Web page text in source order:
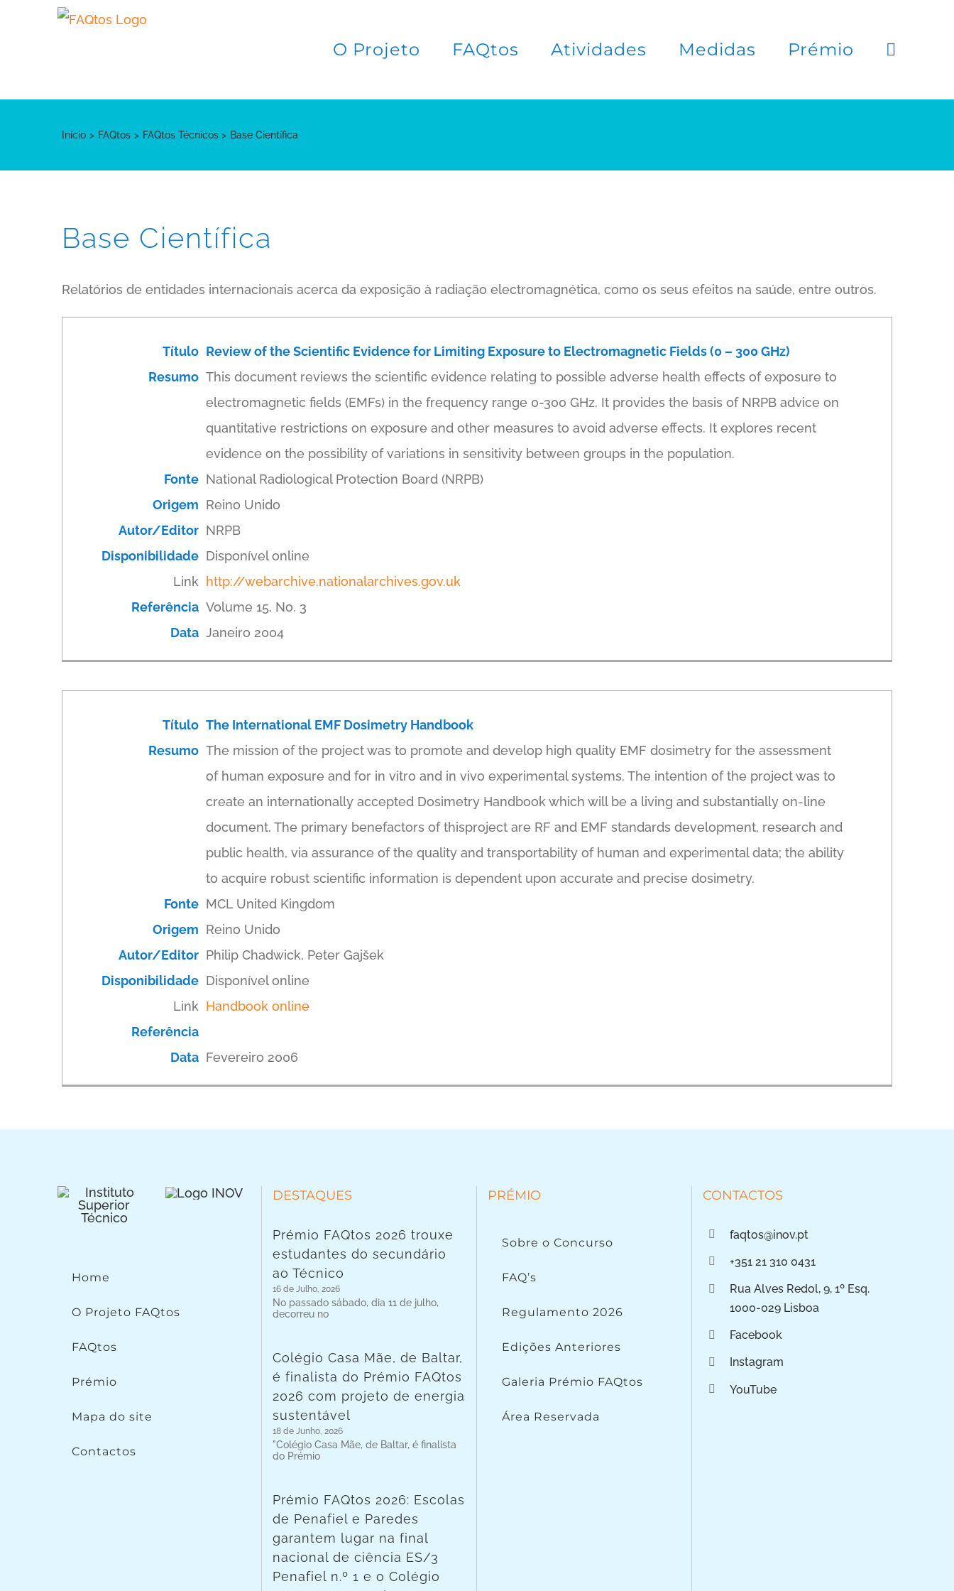
O Projeto FAQtos Atividades Medidas Prémio
Início FAQtos FAQtos Técnicos Base Científica
Base Científica
Relatórios de entidades internacionais acerca da exposição à radiação electromagnética, como os seus efeitos na saúde, entre outros.
Título Review of the Scientific Evidence for Limiting Exposure to Electromagnetic Fields (0 – 300 GHz)
Resumo This document reviews the scientific evidence relating to possible adverse health effects of exposure to
electromagnetic fields (EMFs) in the frequency range 0-300 GHz. It provides the basis of NRPB advice on
quantitative restrictions on exposure and other measures to avoid adverse effects. It explores recent
evidence on the possibility of variations in sensitivity between groups in the population.
Fonte National Radiological Protection Board (NRPB)
Origem Reino Unido
Autor/Editor NRPB
Disponibilidade Disponível online
Link http://webarchive.nationalarchives.gov.uk
Referência Volume 15, No. 3
Data Janeiro 2004
Título The International EMF Dosimetry Handbook
Resumo The mission of the project was to promote and develop high quality EMF dosimetry for the assessment
of human exposure and for in vitro and in vivo experimental systems. The intention of the project was to
create an internationally accepted Dosimetry Handbook which will be a living and substantially on-line
document. The primary benefactors of thisproject are RF and EMF standards development, research and
public health, via assurance of the quality and transportability of human and experimental data; the ability
to acquire robust scientific information is dependent upon accurate and precise dosimetry.
Fonte MCL United Kingdom
Origem Reino Unido
Autor/Editor Philip Chadwick, Peter Gajšek
Disponibilidade Disponível online
Link Handbook online
Referência
Data Fevereiro 2006
Home
O Projeto FAQtos
FAQtos
Prémio
Mapa do site
Contactos
DESTAQUES
Prémio FAQtos 2026 trouxe
estudantes do secundário
ao Técnico
16 de Julho, 2026
No passado sábado, dia 11 de julho,
decorreu no
Colégio Casa Mãe, de Baltar,
é finalista do Prémio FAQtos
2026 com projeto de energia
sustentável
18 de Junho, 2026
"Colégio Casa Mãe, de Baltar, é finalista
do Prémio
Prémio FAQtos 2026: Escolas
de Penafiel e Paredes
garantem lugar na final
nacional de ciência ES/3
Penafiel n.º 1 e o Colégio
PRÉMIO
Sobre o Concurso
FAQ’s
Regulamento 2026
Edições Anteriores
Galeria Prémio FAQtos
Área Reservada
CONTACTOS
faqtos@inov.pt
+351 21 310 0431
Rua Alves Redol, 9, 1º Esq.
1000-029 Lisboa
Facebook
Instagram
YouTube